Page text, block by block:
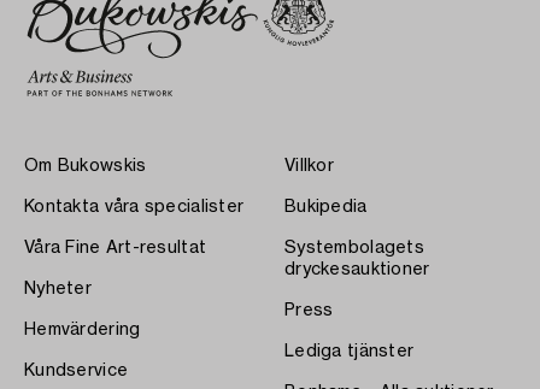
Om Bukowskis
Kontakta våra specialister
Våra Fine Art-resultat
Nyheter
Hemvärdering
Kundservice
Villkor
Bukipedia
Systembolagets
dryckesauktioner
Press
Lediga tjänster